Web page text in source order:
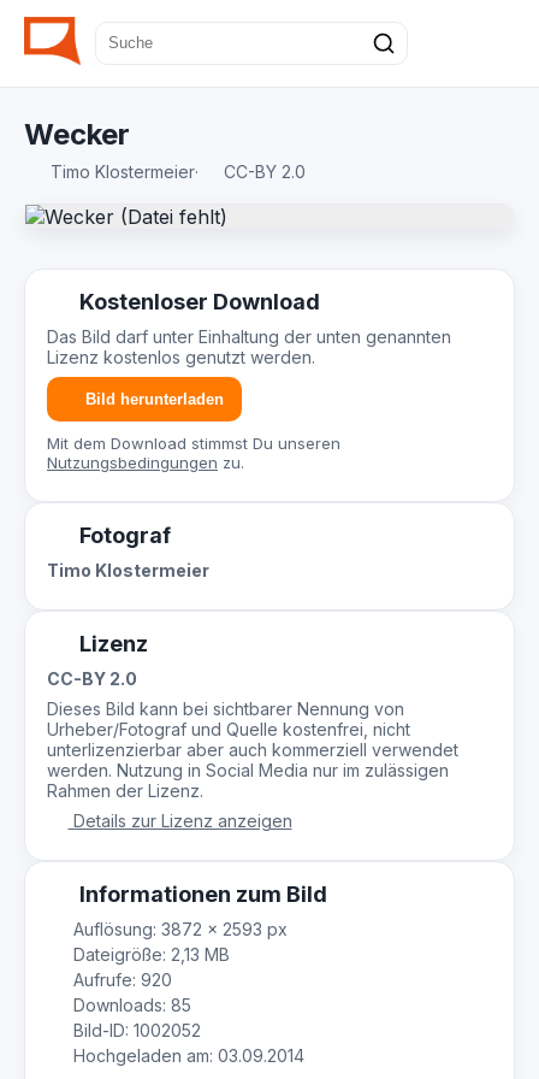
Wecker
Timo Klostermeier· CC-BY 2.0
Kostenloser Download
Das Bild darf unter Einhaltung der unten genannten
Lizenz kostenlos genutzt werden.
Bild herunterladen
Mit dem Download stimmst Du unseren
Nutzungsbedingungen zu.
Fotograf
Timo Klostermeier
Lizenz
CC-BY 2.0
Dieses Bild kann bei sichtbarer Nennung von
Urheber/Fotograf und Quelle kostenfrei, nicht
unterlizenzierbar aber auch kommerziell verwendet
werden. Nutzung in Social Media nur im zulässigen
Rahmen der Lizenz.
Details zur Lizenz anzeigen
Informationen zum Bild
Auflösung: 3872 × 2593 px
Dateigröße: 2,13 MB
Aufrufe: 920
Downloads: 85
Bild-ID: 1002052
Hochgeladen am: 03.09.2014